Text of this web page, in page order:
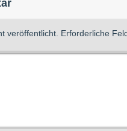
veröffentlicht. Erforderliche